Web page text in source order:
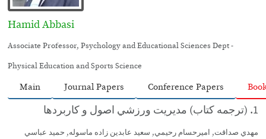
Hamid Abbasi
Associate Professor, Psychology and Educational Sciences Dept -
Physical Education and Sports Science
Main Journal Papers Conference Papers
1. (ترجمه كتاب) مديريت ورزشي اصول و كاربردها
مهدي صداقت, اميرحسام رحيمي, سعيد عابدين زاده ماسوله, حميد عباسي